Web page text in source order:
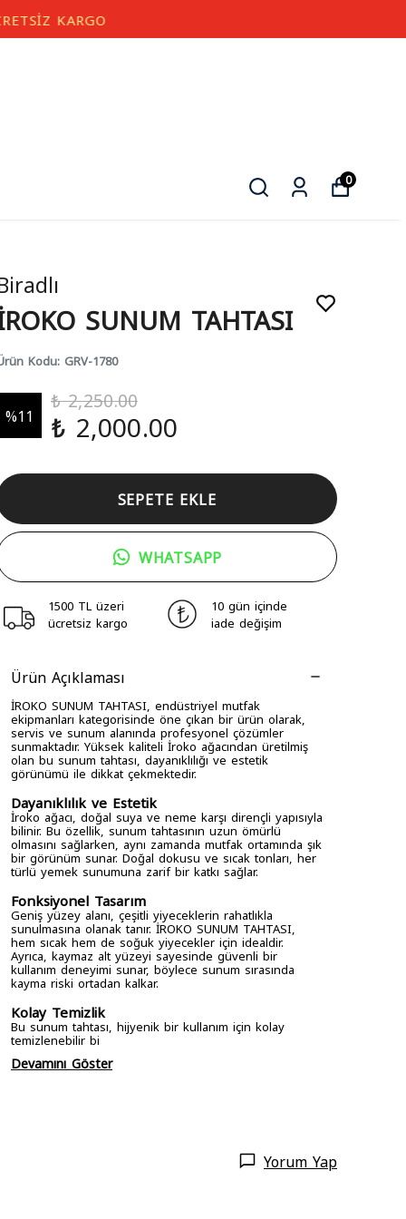
0
SUNUM TAHTASI
Kodu: GRV-1780
%11
₺ 2,250.00
₺ 2,000.00
SEPETE EKLE
WHATSAPP
1500 TL üzeri
ücretsiz kargo
10 gün içinde
iade değişim
Ürün Açıklaması
İROKO SUNUM TAHTASI, endüstriyel mutfak
ekipmanları kategorisinde öne çıkan bir ürün olarak,
servis ve sunum alanında profesyonel çözümler
sunmaktadır. Yüksek kaliteli İroko ağacından üretilmiş
olan bu sunum tahtası, dayanıklılığı ve estetik
görünümü ile dikkat çekmektedir.
Dayanıklılık ve Estetik
İroko ağacı, doğal suya ve neme karşı dirençli yapısıyla
bilinir. Bu özellik, sunum tahtasının uzun ömürlü
olmasını sağlarken, aynı zamanda mutfak ortamında şık
bir görünüm sunar. Doğal dokusu ve sıcak tonları, her
türlü yemek sunumuna zarif bir katkı sağlar.
Fonksiyonel Tasarım
Geniş yüzey alanı, çeşitli yiyeceklerin rahatlıkla
sunulmasına olanak tanır. İROKO SUNUM TAHTASI,
hem sıcak hem de soğuk yiyecekler için idealdir.
Ayrıca, kaymaz alt yüzeyi sayesinde güvenli bir
kullanım deneyimi sunar, böylece sunum sırasında
kayma riski ortadan kalkar.
Kolay Temizlik
Bu sunum tahtası, hijyenik bir kullanım için kolay
temizlenebilir bi
Devamını Göster
Yorum Yap